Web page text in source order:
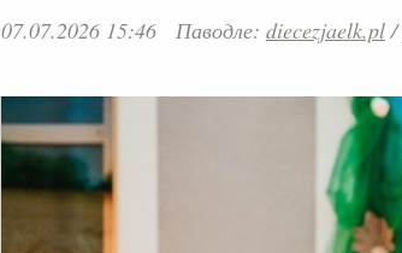
07.07.2026 15:46 Паводле: diecezjaelk.pl/